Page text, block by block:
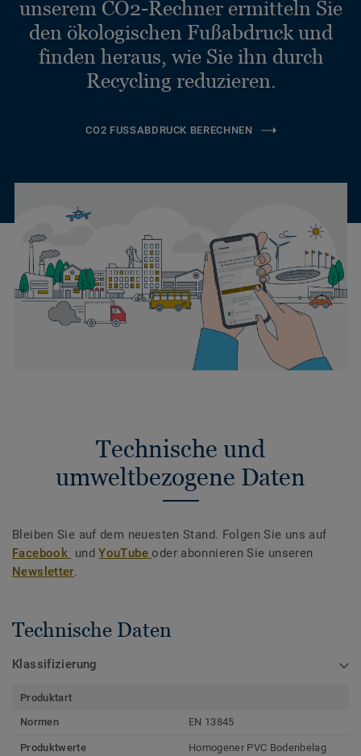
unserem CO2-Rechner ermitteln Sie
den ökologischen Fußabdruck und
finden heraus, wie Sie ihn durch
Recycling reduzieren.
CO2 FUSSABDRUCK BERECHNEN
Technische und
umweltbezogene Daten
Bleiben Sie auf dem neuesten Stand. Folgen Sie uns auf
Facebook undYouTubeoder abonnieren Sie unseren
Newsletter.
Technische Daten
Klassifizierung
Produktart
Normen
EN 13845
Produktwerte Homogener PVC Bodenbelag